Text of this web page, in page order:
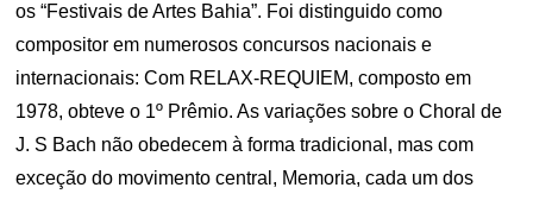
os “Festivais de Artes Bahia”. Foi distinguido como
compositor em numerosos concursos nacionais e
internacionais: Com RELAX-REQUIEM, composto em
1978, obteve o 1º Prêmio. As variações sobre o Choral de
J. S Bach não obedecem à forma tradicional, mas com
exceção do movimento central, Memoria, cada um dos